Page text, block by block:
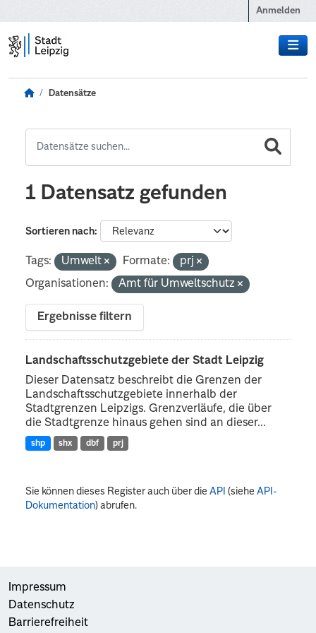
Anmelden
Datensätze
1 Datensatz gefunden
Sortieren nach
Tags: Umwelt Formate:
prj
Organisationen:
Amt für Umweltschutz
Ergebnisse filtern
Landschaftsschutzgebiete der Stadt Leipzig
Dieser Datensatz beschreibt die Grenzen der
Landschaftsschutzgebiete innerhalb der
Stadtgrenzen Leipzigs. Grenzverläufe, die über
die Stadtgrenze hinaus gehen sind an dieser...
shp shx dbf prj
Sie können dieses Register auch über dieAPI (sieheAPI-
Dokumentation) abrufen.
Impressum
Datenschutz
Barrierefreiheit